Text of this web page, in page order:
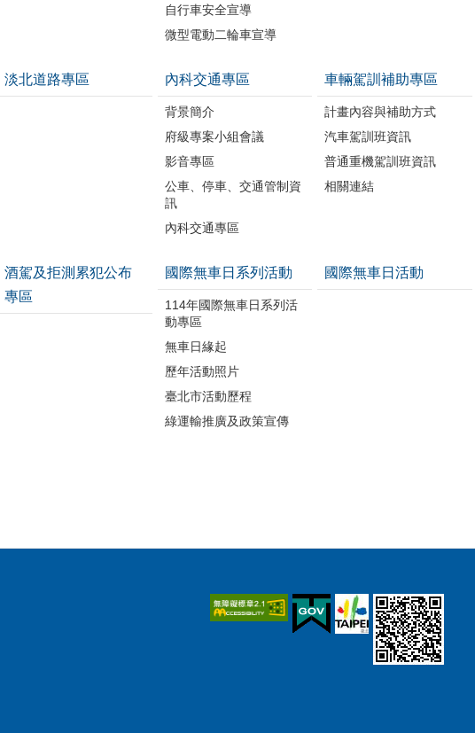
自行車安全宣導
微型電動二輪車宣導
淡北道路專區 內科交通專區
背景簡介
府級專案小組會議
影音專區
公車、停車、交通管制資
訊
內科交通專區
車輛駕訓補助專區
計畫內容與補助方式
汽車駕訓班資訊
普通重機駕訓班資訊
相關連結
酒駕及拒測累犯公布
專區
國際無車日系列活動
114年國際無車日系列活
動專區
無車日緣起
歷年活動照片
臺北市活動歷程
綠運輸推廣及政策宣傳
國際無車日活動